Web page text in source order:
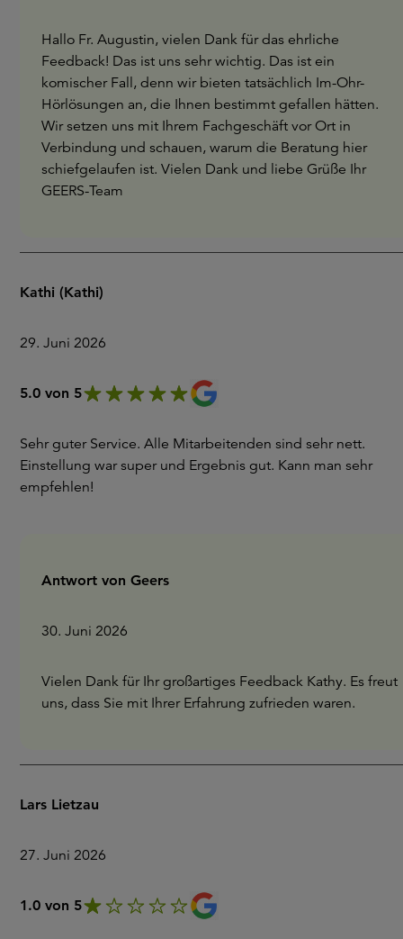
Hallo Fr. Augustin, vielen Dank für das ehrliche
Feedback! Das ist uns sehr wichtig. Das ist ein
komischer Fall, denn wir bieten tatsächlich Im-Ohr-
Hörlösungen an, die Ihnen bestimmt gefallen hätten.
Wir setzen uns mit Ihrem Fachgeschäft vor Ort in
Verbindung und schauen, warum die Beratung hier
schiefgelaufen ist. Vielen Dank und liebe Grüße Ihr
GEERS-Team
Kathi (Kathi)
29. Juni 2026
5.0 von 5
Sehr guter Service. Alle Mitarbeitenden sind sehr nett.
Einstellung war super und Ergebnis gut. Kann man sehr
empfehlen!
Antwort von Geers
30. Juni 2026
Vielen Dank für Ihr großartiges Feedback Kathy. Es freut
uns, dass Sie mit Ihrer Erfahrung zufrieden waren.
Lars Lietzau
27. Juni 2026
1.0 von 5